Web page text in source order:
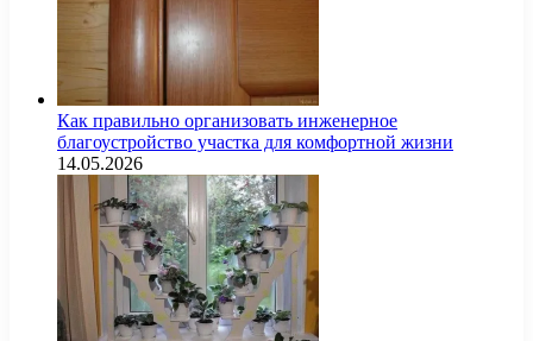
Как правильно организовать инженерное
благоустройство участка для комфортной жизни
14.05.2026